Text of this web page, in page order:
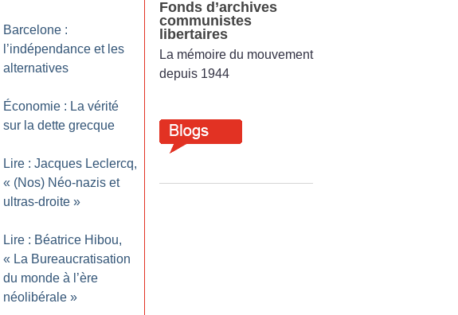
Barcelone :
l’indépendance et les
alternatives
Économie : La vérité
sur la dette grecque
Lire : Jacques Leclercq,
« (Nos) Néo-nazis et
ultras-droite »
Lire : Béatrice Hibou,
« La Bureaucratisation
du monde à l’ère
néolibérale »
Fonds d’archives
communistes
libertaires
La mémoire du mouvement
depuis 1944